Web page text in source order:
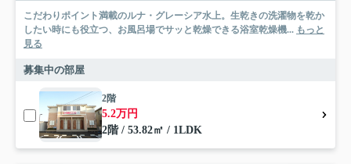
こだわりポイント満載のルナ・グレーシア水上。生乾きの洗濯物を乾か
したい時にも役立つ、お風呂場でサッと乾燥できる浴室乾燥機... もっと
見る
募集中の部屋
2階
5.2万円
2階 / 53.82㎡ / 1LDK